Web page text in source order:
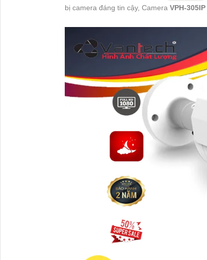
bị camera đáng tin cậy, Camera VPH-305IP